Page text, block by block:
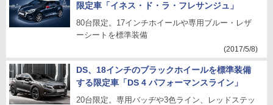
限定車「イネス・ド・ラ・フレサンジュ」
80台限定。17インチホイールや専用ブルー・レザ
ーシートを標準装備
(2017/5/8)
DS、18インチのブラックホイールを標準装備
する限定車「DS 4 パフォーマンスライン」
20台限定。専用バッヂや3色ライン、レッドステッ